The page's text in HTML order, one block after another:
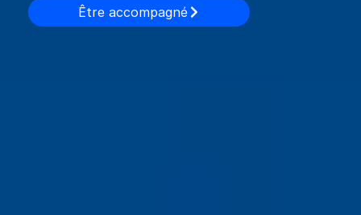
Être accompagné